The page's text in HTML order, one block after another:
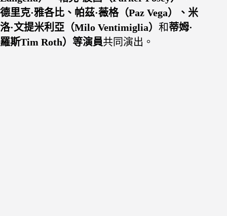
德里克·雅各比、帕茲·薇格（Paz Vega）、米
洛·文提米利亞（Milo Ventimiglia） 和蒂姆·
羅斯Tim Roth）等演員共同演出。